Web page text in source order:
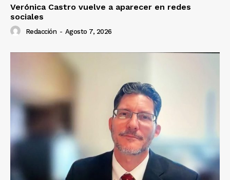
Verónica Castro vuelve a aparecer en redes
sociales
Redacción - Agosto 7, 2026